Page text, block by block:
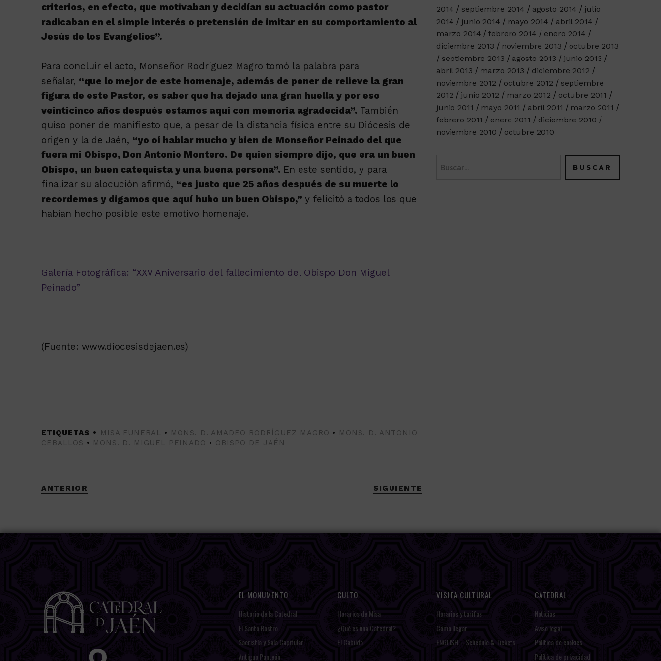
criterios, en efecto, que motivaban y decidían su actuación como pastor
radicaban en el simple interés o pretensión de imitar en su comportamiento al
Jesús de los Evangelios”.
Para concluir el acto, Monseñor Rodríguez Magro tomó la palabra para
señalar, “que lo mejor de este homenaje, además de poner de relieve la gran
figura de este Pastor, es saber que ha dejado una gran huella y por eso
veinticinco años después estamos aquí con memoria agradecida”. También
quiso poner de manifiesto que, a pesar de la distancia física entre su Diócesis de
origen y la de Jaén, “yo oí hablar mucho y bien de Monseñor Peinado del que
fuera mi Obispo, Don Antonio Montero. De quien siempre dijo, que era un buen
Obispo, un buen catequista y una buena persona”. En este sentido, y para
finalizar su alocución afirmó, “es justo que 25 años después de su muerte lo
recordemos y digamos que aquí hubo un buen Obispo,” y felicitó a todos los que
habían hecho posible este emotivo homenaje.
Galería Fotográfica: “XXV Aniversario del fallecimiento del Obispo Don Miguel
Peinado”
(Fuente: www.diocesisdejaen.es)
ETIQUETAS MISA FUNERAL • MONS. D. AMADEO RODRÍGUEZ MAGRO • MONS. D. ANTONIO
CEBALLOS • MONS. D. MIGUEL PEINADO • OBISPO DE JAÉN
ANTERIOR SIGUIENTE
2014
septiembre 2014 agosto 2014
julio
2014
junio 2014 mayo 2014
abril 2014
marzo 2014
febrero 2014
enero 2014
diciembre 2013
noviembre 2013
octubre 2013
septiembre 2013
agosto 2013
junio 2013
abril 2013
marzo 2013
diciembre 2012
noviembre 2012
octubre 2012
septiembre
2012
junio 2012 marzo 2012
octubre 2011
junio 2011
mayo 2011 abril 2011
marzo 2011
febrero 2011
enero 2011
diciembre 2010
noviembre 2010
octubre 2010
EL MONUMENTO
Historia de la Catedral
El Santo Rostro
Sacristía y Sala Capitular
Antiguo Panteón
CULTO
Horarios de Misa
¿Qué es una Catedral?
El Cabildo
VISITA CULTURAL
Horarios y tarifas
Cómo llegar
ENGLISH – Schedule & Tickets
CATEDRAL
Noticias
Aviso legal
Política de cookies
Política de privacidad